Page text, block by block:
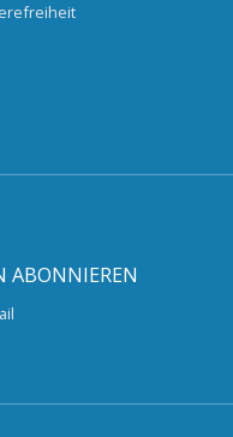
ABONNIEREN